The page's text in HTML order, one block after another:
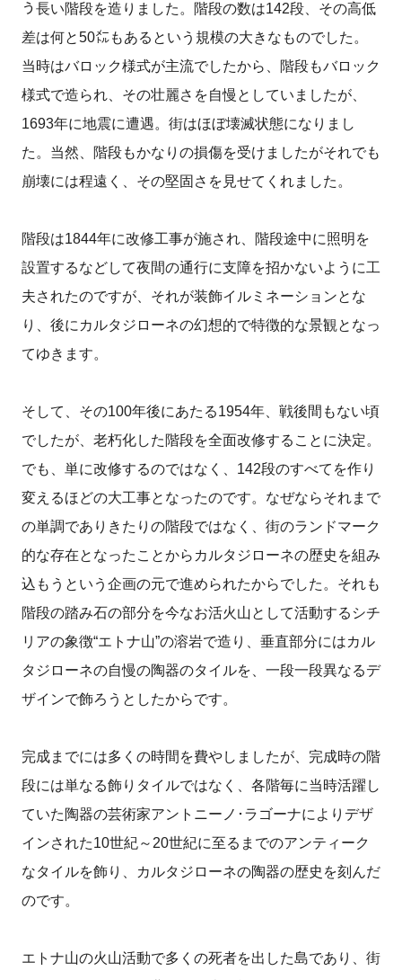
う長い階段を造りました。階段の数は142段、その高低
差は何と50㍍もあるという規模の大きなものでした。
当時はバロック様式が主流でしたから、階段もバロック
様式で造られ、その壮麗さを自慢としていましたが、
1693年に地震に遭遇。街はほぼ壊滅状態になりまし
た。当然、階段もかなりの損傷を受けましたがそれでも
崩壊には程遠く、その堅固さを見せてくれました。
階段は1844年に改修工事が施され、階段途中に照明を
設置するなどして夜間の通行に支障を招かないように工
夫されたのですが、それが装飾イルミネーションとな
り、後にカルタジローネの幻想的で特徴的な景観となっ
てゆきます。
そして、その100年後にあたる1954年、戦後間もない頃
でしたが、老朽化した階段を全面改修することに決定。
でも、単に改修するのではなく、142段のすべてを作り
変えるほどの大工事となったのです。なぜならそれまで
の単調でありきたりの階段ではなく、街のランドマーク
的な存在となったことからカルタジローネの歴史を組み
込もうという企画の元で進められたからでした。それも
階段の踏み石の部分を今なお活火山として活動するシチ
リアの象徴“エトナ山”の溶岩で造り、垂直部分にはカル
タジローネの自慢の陶器のタイルを、一段一段異なるデ
ザインで飾ろうとしたからです。
完成までには多くの時間を費やしましたが、完成時の階
段には単なる飾りタイルではなく、各階毎に当時活躍し
ていた陶器の芸術家アントニーノ･ラゴーナによりデザ
インされた10世紀～20世紀に至るまでのアンティーク
なタイルを飾り、カルタジローネの陶器の歴史を刻んだ
のです。
エトナ山の火山活動で多くの死者を出した島であり、街